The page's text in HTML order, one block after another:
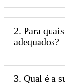
2. Para
adequados?
3. Qual é a